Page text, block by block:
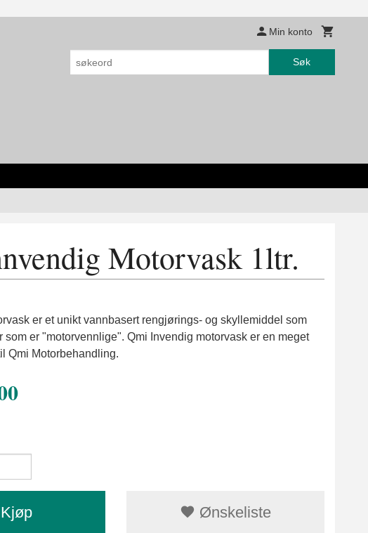
Min konto
Søk
Motorvask 1ltr.
er et unikt vannbasert rengjørings- og skyllemiddel som
som er "motorvennlige". Qmi Invendig motorvask er en meget
Qmi Motorbehandling.
Kjøp Ønskeliste